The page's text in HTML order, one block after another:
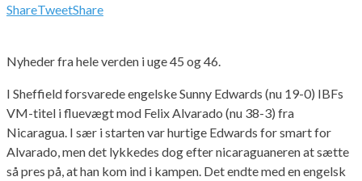
ShareTweetShare
Nyheder fra hele verden i uge 45 og 46.
I Sheffield forsvarede engelske Sunny Edwards (nu 19-0) IBFs
VM-titel i fluevægt mod Felix Alvarado (nu 38-3) fra
Nicaragua. I sær i starten var hurtige Edwards for smart for
Alvarado, men det lykkedes dog efter nicaraguaneren at sætte
så pres på, at han kom ind i kampen. Det endte med en engelsk